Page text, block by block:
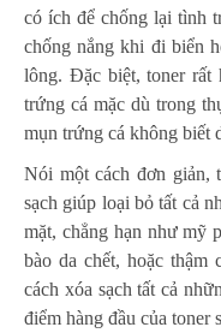
có ích để chống lại tình
chống nắng khi đi biển
lông. Đặc biệt, toner rất
trứng cá mặc dù trong
mụn trứng cá không biết
Nói một cách đơn giản,
sạch giúp loại bỏ tất cả
mặt, chẳng hạn như mỹ
bào da chết, hoặc
cách xóa sạch tất cả
điểm hàng đầu của toner